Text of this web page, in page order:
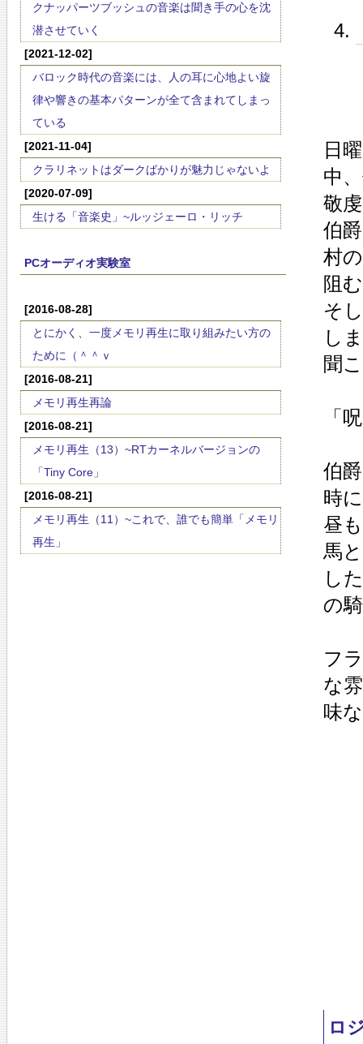
クナッパーツブッシュの音楽は聞き手の心を沈
潜させていく
[2021-12-02]
バロック時代の音楽には、人の耳に心地よい旋
律や響きの基本パターンが全て含まれてしまっ
ている
[2021-11-04]
クラリネットはダークばかりが魅力じゃないよ
[2020-07-09]
生ける「音楽史」~ルッジェーロ・リッチ
PCオーディオ実験室
[2016-08-28]
とにかく、一度メモリ再生に取り組みたい方の
ために（＾＾ｖ
[2016-08-21]
メモリ再生再論
[2016-08-21]
メモリ再生（13）~RTカーネルバージョンの
「Tiny Core」
[2016-08-21]
メモリ再生（11）~これで、誰でも簡単「メモリ
再生」
日
中
敬
伯
村
阻
そ
し
聞
「
伯
時
昼
馬
し
の
フ
な
味
ロ